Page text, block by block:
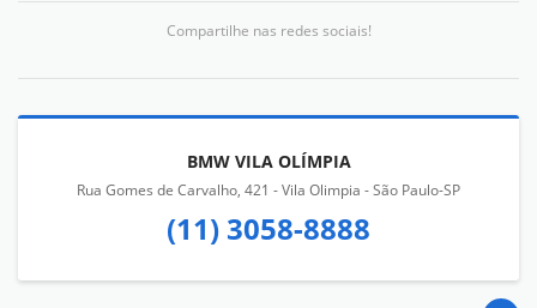
Compartilhe nas redes sociais!
BMW VILA OLÍMPIA
Rua Gomes de Carvalho, 421 - Vila Olimpia - São Paulo-SP
(11) 3058-8888